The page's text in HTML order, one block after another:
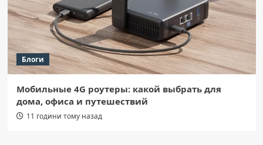
Блоги
Мобильные 4G роутеры: какой выбрать для
дома, офиса и путешествий
11 години тому назад